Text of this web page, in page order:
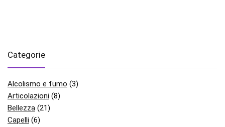
Categorie
Alcolismo e fumo (3)
Articolazioni (8)
Bellezza (21)
Capelli (6)